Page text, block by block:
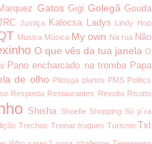
Gatos Gigi Golegã Gouda
Justiça Kalocsa Ladys Lindy Hop
Musica Música My own Na rua Não
O que vês da tua janela O
Pano encharcado na tromba Papa
de olho Pitosga planos PMS Politics
Resposta Restaurantes Revolta Risotto
Shisha Shoefie Shopping Só p´ra
Trechos Treinar truques Turismo Txt